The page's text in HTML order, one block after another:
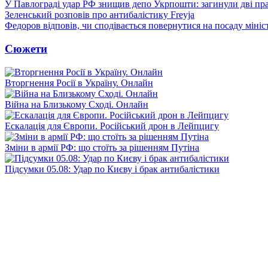
У Павлограді удар РФ знищив депо Укрпошти: загинули дві
Зеленський розповів про антибалістику Freyja
Федоров відповів, чи сподівається повернутися на посаду
Сюжети
Вторгнення Росії в Україну. Онлайн
Війна на Близькому Сході. Онлайн
Ескалація для Європи. Російський дрон в Лейпцигу
Зміни в армії РФ: що стоїть за рішенням Путіна
Підсумки 05.08: Удар по Києву і брак антибалістики